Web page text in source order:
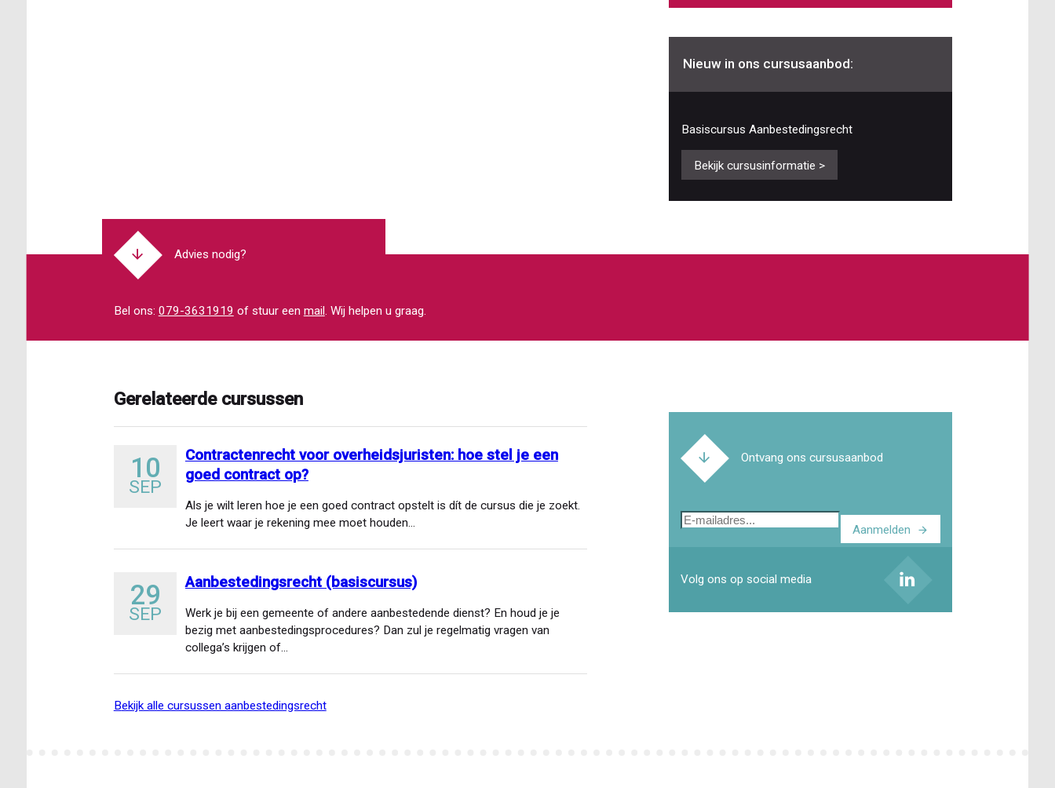
Nieuw in ons cursusaanbod:
Basiscursus Aanbestedingsrecht
Bekijk cursusinformatie >
Advies nodig?
Bel ons: 079-3631919 of stuur een mail. Wij helpen u graag.
Gerelateerde cursussen
10
SEP
Contractenrecht voor overheidsjuristen: hoe stel je een
goed contract op?
Als je wilt leren hoe je een goed contract opstelt is dít de cursus die je zoekt.
Je leert waar je rekening mee moet houden…
29
SEP
Aanbestedingsrecht (basiscursus)
Werk je bij een gemeente of andere aanbestedende dienst? En houd je je
bezig met aanbestedingsprocedures? Dan zul je regelmatig vragen van
collega’s krijgen of…
bekijk alle cursussen aanbestedingsrecht
Ontvang ons cursusaanbod
E-
Aanmelden
Volg ons op social media